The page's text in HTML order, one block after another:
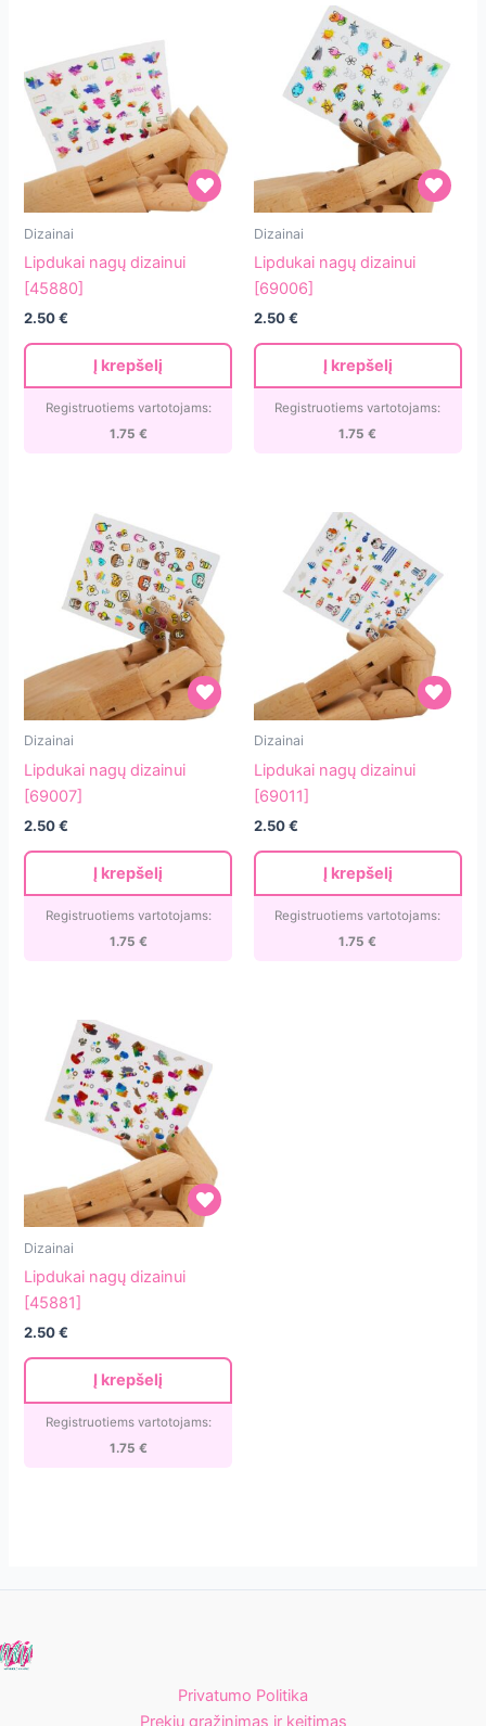
Lipdukai
dizainui
[45880]
Dizainai
Lipdukai nagų dizainui
[45880]
2.50€
Į krepšelį
Registruotiems vartotojams:
1.75 €
Lipdukai
dizainui
[69006]
Dizainai
Lipdukai nagų dizainui
[69006]
2.50€
Į krepšelį
Registruotiems vartotojams:
1.75€
Lipdukai
dizainui
[69007]
Dizainai
Lipdukai nagų dizainui
[69007]
2.50€
Į krepšelį
Registruotiems vartotojams:
1.75 €
Lipdukai
dizainui
[69011]
Dizainai
Lipdukai nagų dizainui
[69011]
2.50€
Į krepšelį
Registruotiems vartotojams:
1.75€
Lipdukai
dizainui
[45881]
Dizainai
Lipdukai nagų dizainui
[45881]
2.50€
Į krepšelį
Registruotiems vartotojams:
1.75 €
Privatumo Politika